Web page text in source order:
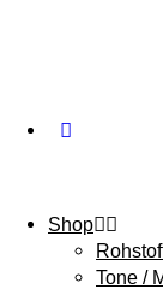
Shop
Tone /